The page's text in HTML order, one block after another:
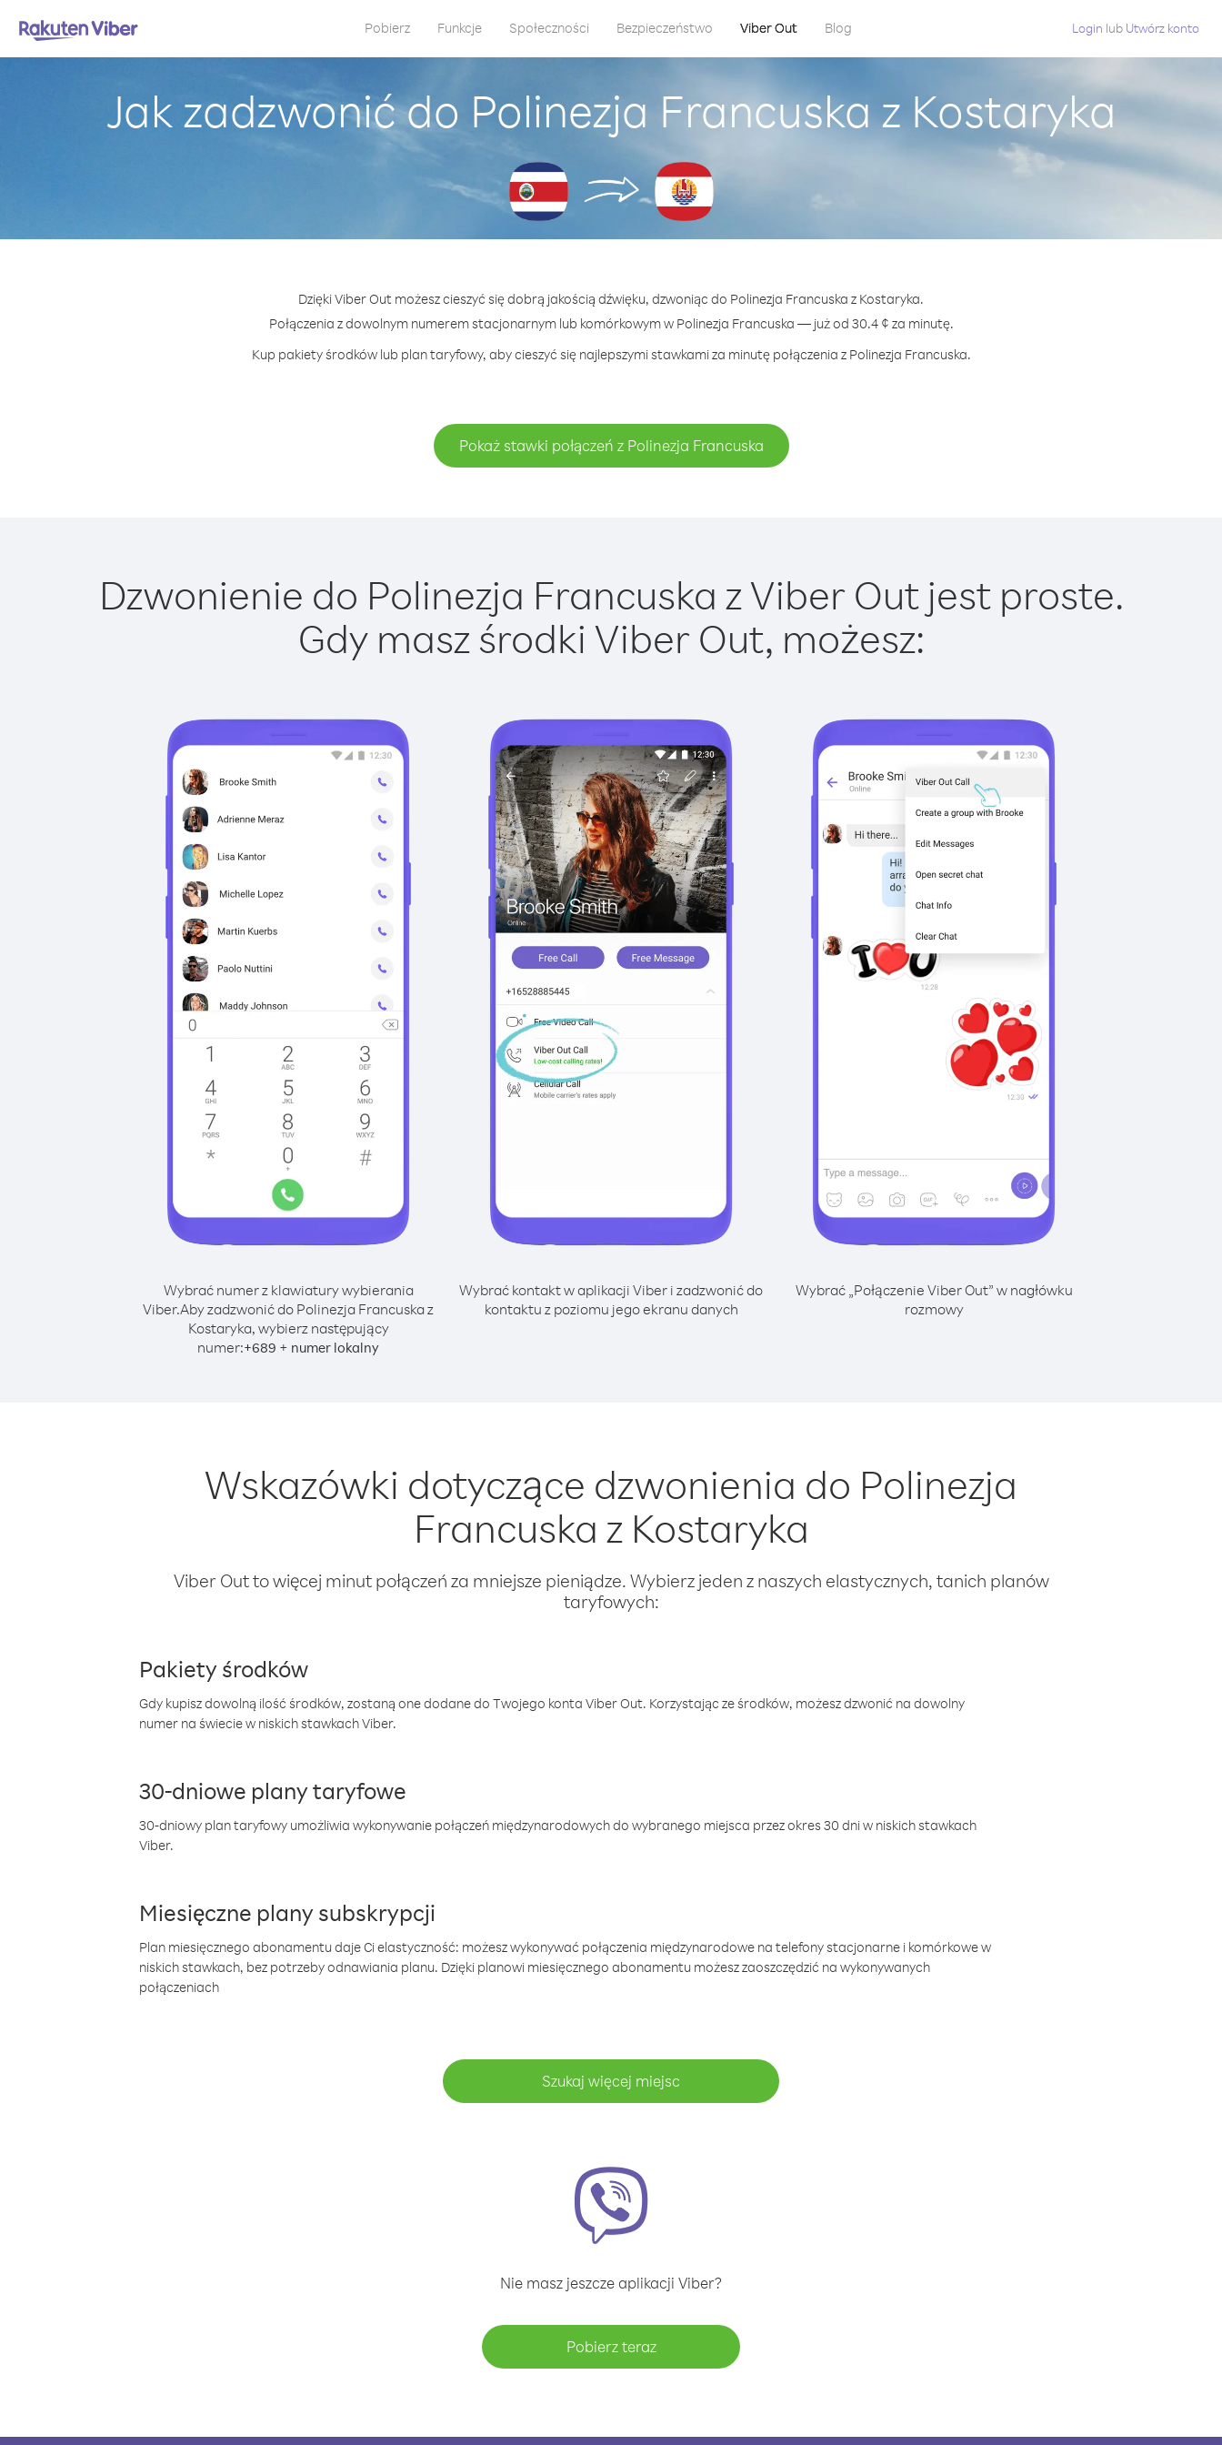
Pobierz Funkcje Społeczności Bezpieczeństwo Viber Out Blog Login lub Utwórz konto
Jak zadzwonić do Polinezja Francuska z Kostaryka
Dzięki Viber Out możesz cieszyć się dobrą jakością dźwięku, dzwoniąc do Polinezja Francuska z Kostaryka.
Połączenia z dowolnym numerem stacjonarnym lub komórkowym w Polinezja Francuska — już od 30.4 ¢ za minutę.
Kup pakiety środków lub plan taryfowy, aby cieszyć się najlepszymi stawkami za minutę połączenia z Polinezja Francuska.
Pokaż stawki połączeń z Polinezja Francuska
Dzwonienie do Polinezja Francuska z Viber Out jest proste.
Gdy masz środki Viber Out, możesz:
Wybrać numer z klawiatury wybierania
Viber.Aby zadzwonić do Polinezja Francuska z
Kostaryka, wybierz następujący
numer:+689 + numer lokalny
Wybrać kontakt w aplikacji Viber i zadzwonić do
kontaktu z poziomu jego ekranu danych
Wybrać „Połączenie Viber Out” w nagłówku
rozmowy
Wskazówki dotyczące dzwonienia do Polinezja
Francuska z Kostaryka
Viber Out to więcej minut połączeń za mniejsze pieniądze. Wybierz jeden z naszych elastycznych, tanich planów
taryfowych:
Pakiety środków
Gdy kupisz dowolną ilość środków, zostaną one dodane do Twojego konta Viber Out. Korzystając ze środków, możesz dzwonić na dowolny
numer na świecie w niskich stawkach Viber.
30-dniowe plany taryfowe
30-dniowy plan taryfowy umożliwia wykonywanie połączeń międzynarodowych do wybranego miejsca przez okres 30 dni w niskich stawkach
Viber.
Miesięczne plany subskrypcji
Plan miesięcznego abonamentu daje Ci elastyczność: możesz wykonywać połączenia międzynarodowe na telefony stacjonarne i komórkowe w
niskich stawkach, bez potrzeby odnawiania planu. Dzięki planowi miesięcznego abonamentu możesz zaoszczędzić na wykonywanych
połączeniach
Szukaj więcej miejsc
Nie masz jeszcze aplikacji Viber?
Pobierz teraz